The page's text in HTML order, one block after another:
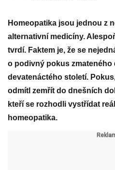
Homeopatika jsou jednou z
alternativní medicíny.
tvrdí. Faktem je, že se
o podivný pokus zmateného
devatenáctého století.
odmítl zemřít do dnešních
kteří se rozhodli vystřídat
homeopatika.